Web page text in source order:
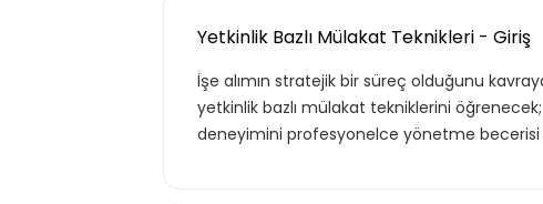
Yetkinlik Bazlı Mülakat Teknikleri - Giriş
İşe alımın stratejik bir süreç olduğunu
yetkinlik bazlı mülakat tekniklerini
deneyimini profesyonelce yönetme becerisi